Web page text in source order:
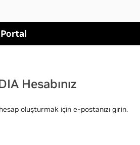
Hesabınız
oluşturmak için e-postanızı girin.